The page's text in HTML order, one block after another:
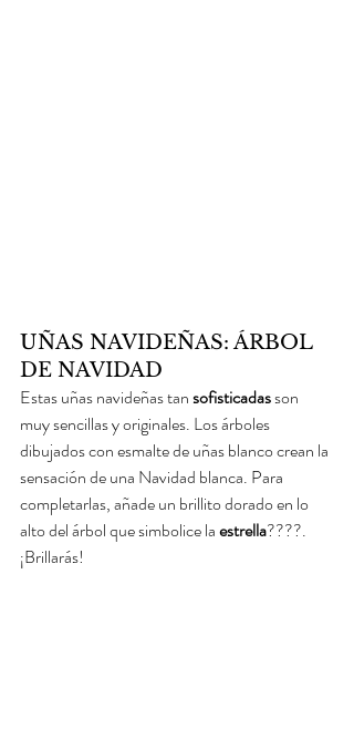
UÑAS NAVIDEÑAS: ÁRBOL
DE NAVIDAD
Estas uñas navideñas tan sofisticadas son
muy sencillas y originales. Los árboles
dibujados con esmalte de uñas blanco crean la
sensación de una Navidad blanca. Para
completarlas, añade un brillito dorado en lo
alto del árbol que simbolice la estrella????.
¡Brillarás!